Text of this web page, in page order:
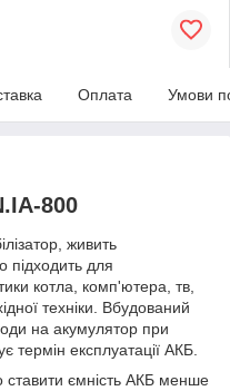
Оплата Умови
800
живить
підходить для
котла, комп'ютера, тв,
техніки. Вбудований
на акумулятор при
термін експлуатації АКБ.
ставити ємність АКБ менше